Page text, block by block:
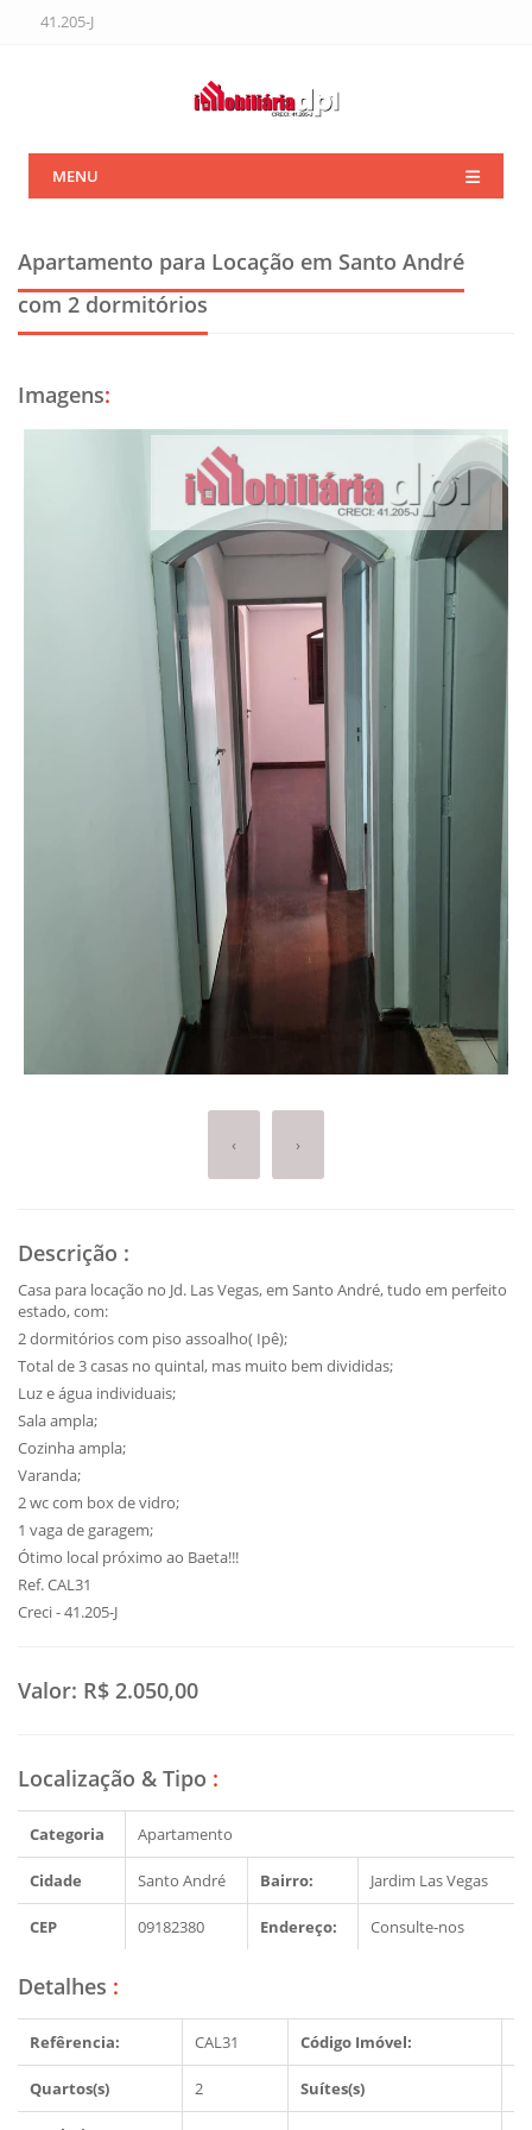
41.205-J
MENU
Apartamento para Locação em Santo André
com 2 dormitórios
Imagens:
‹ ›
Descrição :
Casa para locação no Jd. Las Vegas, em Santo André, tudo em perfeito
estado, com:
2 dormitórios com piso assoalho( Ipê);
Total de 3 casas no quintal, mas muito bem divididas;
Luz e água individuais;
Sala ampla;
Cozinha ampla;
Varanda;
2 wc com box de vidro;
1 vaga de garagem;
Ótimo local próximo ao Baeta!!!
Ref. CAL31
Creci - 41.205-J
Valor: R$ 2.050,00
Localização & Tipo :
Categoria Apartamento
Cidade Santo André Bairro: Jardim Las Vegas
CEP 09182380 Endereço: Consulte-nos
Detalhes :
Refêrencia: CAL31 Código Imóvel:
Quartos(s) 2 Suítes(s)